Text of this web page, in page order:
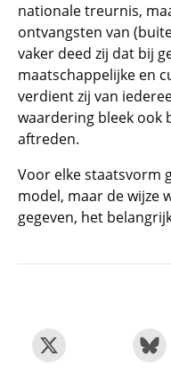
nationale treurnis,
ontvangsten van
vaker deed zij dat bij
maatschappelijke en
verdient zij van
waardering bleek ook
aftreden.
Voor elke staatsvorm
model, maar de wijze
gegeven, het